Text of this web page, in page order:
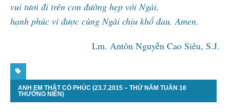
vui tươi đi trên con đường hẹp với Ngài,
hạnh phúc vì được cùng Ngài chịu khổ đau. Amen.
Lm. Antôn Nguyễn Cao Siêu, S.J.
ANH EM THẬT CÓ PHÚC (23.7.2015 – THỨ NĂM TUẦN 16
THƯỜNG NIÊN)